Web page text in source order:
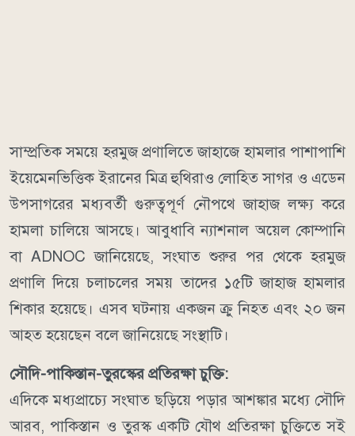
সাম্প্রতিক সময়ে হরমুজ প্রণালিতে জাহাজে হামলার পাশাপাশি
ইয়েমেনভিত্তিক ইরানের মিত্র হুথিরাও লোহিত সাগর ও এডেন
উপসাগরের মধ্যবর্তী গুরুত্বপূর্ণ নৌপথে জাহাজ লক্ষ্য করে
হামলা চালিয়ে আসছে।আবুধাবি ন্যাশনাল অয়েল কোম্পানি
বা ADNOC জানিয়েছে, সংঘাত শুরুর পর থেকে হরমুজ
প্রণালি দিয়ে চলাচলের সময় তাদের ১৫টি জাহাজ হামলার
শিকার হয়েছে। এসব ঘটনায় একজন ক্রু নিহত এবং ২০ জন
আহত হয়েছেন বলে জানিয়েছে সংস্থাটি।
সৌদি-পাকিস্তান-তুরস্কের প্রতিরক্ষা চুক্তি:
এদিকে মধ্যপ্রাচ্যে সংঘাত ছড়িয়ে পড়ার আশঙ্কার মধ্যে সৌদি
আরব, পাকিস্তান ও তুরস্ক একটি যৌথ প্রতিরক্ষা চুক্তিতে সই